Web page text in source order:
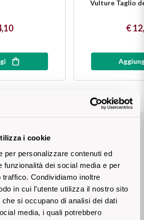
i cookie
per personalizzare contenuti ed
funzionalità dei social media e per
Condividiamo inoltre
in cui l’utente utilizza il nostro sito
si occupano di analisi dei dati
media, i quali potrebbero
Vulture Taglio
€
e riconoscimenti
2018